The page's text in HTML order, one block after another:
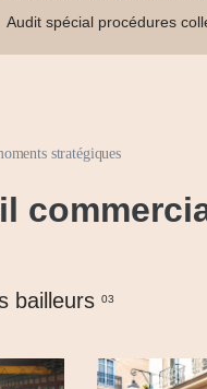
Audit spécial procédures
stratégiques
bailleurs 03